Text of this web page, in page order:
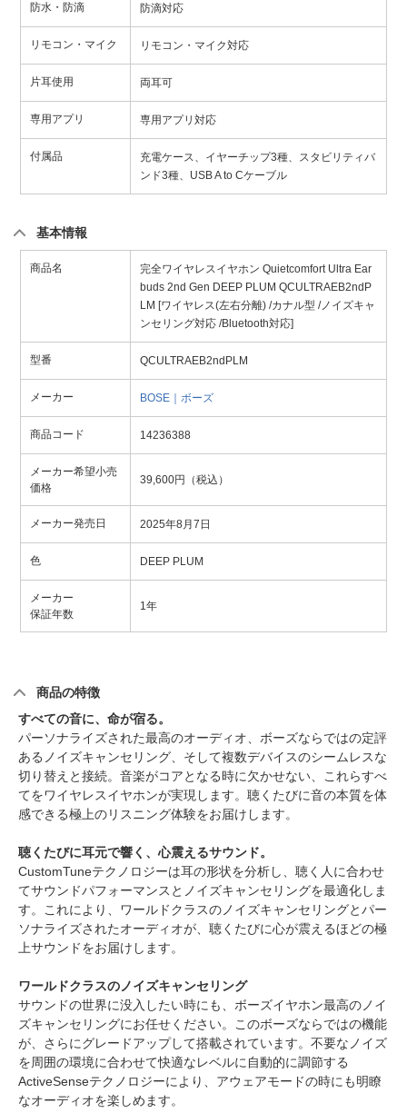
防水・防滴 防滴対応
リモコン・マイク リモコン・マイク対応
片耳使用 両耳可
専用アプリ 専用アプリ対応
付属品
充電ケース、イヤーチップ3種、スタビリティバ
ンド3種、USB A to Cケーブル
基本情報
商品名
完全ワイヤレスイヤホン Quietcomfort Ultra Ear
buds 2nd Gen DEEP PLUM QCULTRAEB2ndP
LM [ワイヤレス(左右分離) /カナル型 /ノイズキャ
ンセリング対応 /Bluetooth対応]
型番 QCULTRAEB2ndPLM
メーカー BOSE｜ボーズ
商品コード 14236388
メーカー希望小売
価格
39,600円（税込）
メーカー発売日 2025年8月7日
色 DEEP PLUM
メーカー
保証年数
1年
商品の特徴
すべての音に、命が宿る。
パーソナライズされた最高のオーディオ、ボーズならではの定評
あるノイズキャンセリング、そして複数デバイスのシームレスな
切り替えと接続。音楽がコアとなる時に欠かせない、これらすべ
てをワイヤレスイヤホンが実現します。聴くたびに音の本質を体
感できる極上のリスニング体験をお届けします。
聴くたびに耳元で響く、心震えるサウンド。
CustomTuneテクノロジーは耳の形状を分析し、聴く人に合わせ
てサウンドパフォーマンスとノイズキャンセリングを最適化しま
す。これにより、ワールドクラスのノイズキャンセリングとパー
ソナライズされたオーディオが、聴くたびに心が震えるほどの極
上サウンドをお届けします。
ワールドクラスのノイズキャンセリング
サウンドの世界に没入したい時にも、ボーズイヤホン最高のノイ
ズキャンセリングにお任せください。このボーズならではの機能
が、さらにグレードアップして搭載されています。不要なノイズ
を周囲の環境に合わせて快適なレベルに自動的に調節する
ActiveSenseテクノロジーにより、アウェアモードの時にも明瞭
なオーディオを楽しめます。